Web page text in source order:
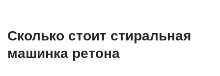
Сколько стоит стиральная
машинка ретона